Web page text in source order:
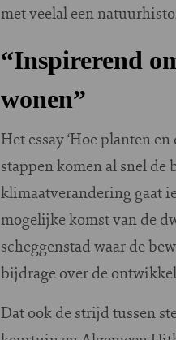
met veelal een
“Inspirerend
wonen”
Het essay ‘Hoe planten
stappen komen al snel de
klimaatverandering gaat
mogelijke komst van de
scheggenstad waar de
bijdrage over de
Dat ook de strijd tussen